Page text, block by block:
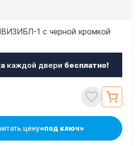
1 с черной кромкой
каждой двери бесплатно!
цену«под ключ»